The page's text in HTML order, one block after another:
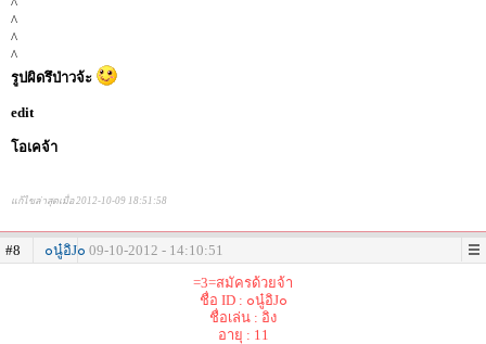
^
^
^
รูปผิดรึป่าวจ้ะ
edit
โอเคจ้า
แก้ไขล่าสุดเมื่อ 2012-10-09 18:51:58
#8 ๐นู๋อิJ๐ 09-10-2012 - 14:10:51
=3=สมัครด้วยจ้า
ชื่อ ID : ๐นู๋อิJ๐
ชื่อเล่น : อิง
อายุ : 11